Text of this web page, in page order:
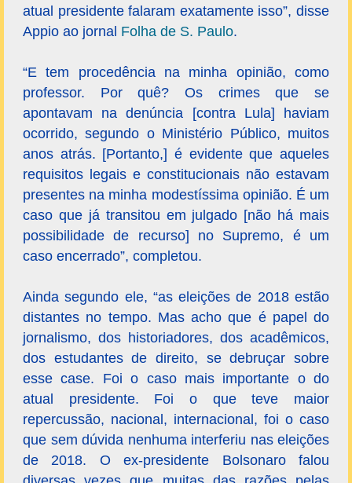
atual presidente falaram exatamente isso”, disse
Appio ao jornal Folha de S. Paulo.
“E tem procedência na minha opinião, como
professor. Por quê? Os crimes que se
apontavam na denúncia [contra Lula] haviam
ocorrido, segundo o Ministério Público, muitos
anos atrás. [Portanto,] é evidente que aqueles
requisitos legais e constitucionais não estavam
presentes na minha modestíssima opinião. É um
caso que já transitou em julgado [não há mais
possibilidade de recurso] no Supremo, é um
caso encerrado”, completou.
Ainda segundo ele, “as eleições de 2018 estão
distantes no tempo. Mas acho que é papel do
jornalismo, dos historiadores, dos acadêmicos,
dos estudantes de direito, se debruçar sobre
esse case. Foi o caso mais importante o do
atual presidente. Foi o que teve maior
repercussão, nacional, internacional, foi o caso
que sem dúvida nenhuma interferiu nas eleições
de 2018. O ex-presidente Bolsonaro falou